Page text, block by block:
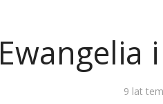
Ewangelia
9 lat